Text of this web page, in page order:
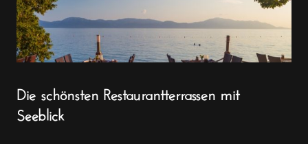
Die schönsten Restaurantterrassen mit
Seeblick